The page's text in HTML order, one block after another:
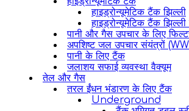
हाइड्रोन्यूमेटिक टैंक झिल्ली
हाइड्रोन्यूमेटिक टैंक झिल्ली
पानी और गैस उपचार के लिए
अपशिष्ट जल उपचार संयंत्रों
पानी के लिए टैंक
जलाशय सफाई व्यवस्था वैक्यूम
तेल और गैस
तरल ईंधन भंडारण के लिए टैंक
Underground